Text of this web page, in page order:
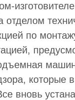
по
вновь